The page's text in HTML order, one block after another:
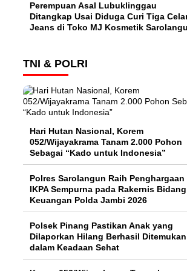
Perempuan Asal Lubuklinggau
Ditangkap Usai Diduga Curi Tiga
Jeans di Toko MJ Kosmetik
TNI & POLRI
Hari Hutan Nasional, Korem
052/Wijayakrama Tanam 2.000 Pohon
Sebagai “Kado untuk Indonesia”
Polres Sarolangun Raih Penghargaan
IKPA Sempurna pada Rakernis Bidang
Keuangan Polda Jambi 2026
Polsek Pinang Pastikan Anak yang
Dilaporkan Hilang Berhasil Ditemukan
dalam Keadaan Sehat